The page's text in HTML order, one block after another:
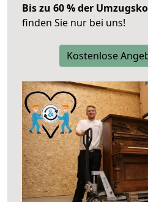
Bis zu 60 % der
finden Sie nur bei uns!
Kostenlose